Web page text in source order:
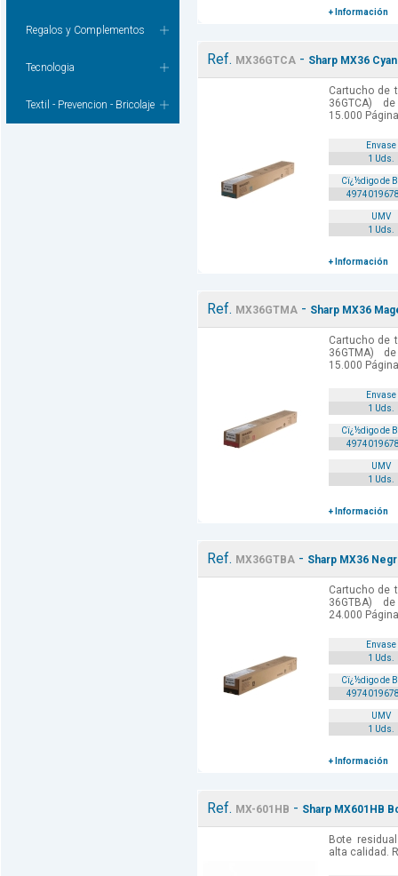
Regalos y Complementos
Tecnologia
Textil - Prevencion - Bricolaje
+ Información
Ref. MX36GTCA - Sharp MX36
Cartucho de
36GTCA)
15.000
Envase
1 Uds.
Cï¿½digo de
UMV
1 Uds.
+ Información
Ref. MX36GTMA - Sharp MX36
Cartucho de
36GTMA)
15.000
Envase
1 Uds.
Cï¿½digo de
UMV
1 Uds.
+ Información
Ref. MX36GTBA - Sharp MX36
Cartucho de
36GTBA)
24.000
Envase
1 Uds.
Cï¿½digo de
UMV
1 Uds.
+ Información
Ref. MX-601HB - Sharp MX601HB
Bote
alta calidad.